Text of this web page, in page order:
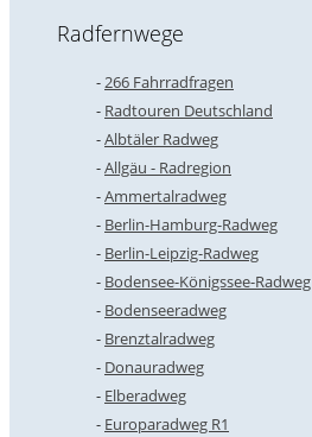
Radfernwege
266 Fahrradfragen
Radtouren Deutschland
Albtäler Radweg
Allgäu - Radregion
Ammertalradweg
Berlin-Hamburg-Radweg
Berlin-Leipzig-Radweg
Bodensee-Königssee-Radweg
Bodenseeradweg
Brenztalradweg
Donauradweg
Elberadweg
Europaradweg R1